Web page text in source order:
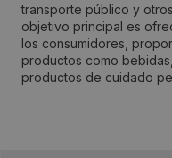
transporte público y
objetivo principal es
los consumidores,
productos como
productos de cuidado